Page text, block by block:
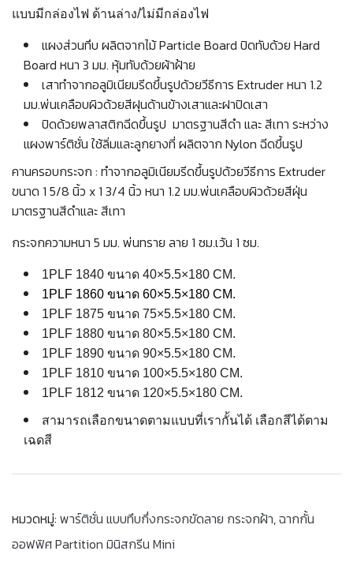
แบบมีกล่องไฟ ด้านล่าง/ไม่มีกล่องไฟ
แผงส่วนทึบ ผลิตจากไม้ Particle Board ปิดทับด้วย Hard
Board หนา 3 มม. หุ้มทับด้วยผ้าฝ้าย
เสาทำจากอลูมิเนียมรีดขึ้นรูปด้วยวีธีการ Extruder หนา 1.2
มม.พ่นเคลือบผิวด้วยสีฝุนด้านข้างเสาและฝาปิดเสา
ปิดด้วยพลาสติกฉีดขึ้นรูป มาตรฐานสีดำ และ สีเทา ระหว่าง
แผงพาร์ติชั่น ใช้ลิ่มและลูกยางที่ ผลิตจาก Nylon ฉีดขึ้นรูป
คานครอบกระจก : ทำจากอลูมิเนียมรีดขึ้นรูปด้วยวีธีการ Extruder
ขนาด 1 5/8 นิ้ว x 1 3/4 นิ้ว หนา 1.2 มม.พ่นเคลือบผิวด้วยสีฝุ่น
มาตรฐานสีดำและ สีเทา
กระจกความหนา 5 มม. พ่นทราย ลาย 1 ซม.เว้น 1 ซม.
1PLF 1840 ขนาด 40×5.5×180 CM.
1PLF 1860 ขนาด 60×5.5×180 CM.
1PLF 1875 ขนาด 75×5.5×180 CM.
1PLF 1880 ขนาด 80×5.5×180 CM.
1PLF 1890 ขนาด 90×5.5×180 CM.
1PLF 1810 ขนาด 100×5.5×180 CM.
1PLF 1812 ขนาด 120×5.5×180 CM.
สามารถเลือกขนาดตามแบบที่เรากั้นได้ เลือกสีได้ตาม
เฉดสี
หมวดหมู่: พาร์ติชั่น แบบทึบกึ่งกระจกขัดลาย กระจกฝ้า,ฉากกั้น
ออฟฟิศ Partition มินิสกรีน Mini